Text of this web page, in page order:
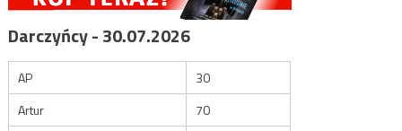
Darczyńcy - 30.07.2026
AP
30
Artur
70